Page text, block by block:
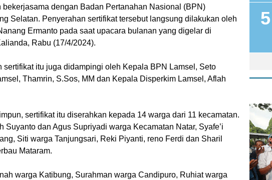
bekerjasama dengan Badan Pertanahan Nasional (BPN)
Selatan. Penyerahan sertifikat tersebut langsung dilakukan oleh
Ermanto pada saat upacara bulanan yang digelar di
Rabu (17/4/2024).
sertifikat itu juga didampingi oleh Kepala BPN Lamsel, Seto
Thamrin, S.Sos, MM dan Kepala Disperkim Lamsel, Aflah
sertifikat itu diserahkan kepada 14 warga dari 11 kecamatan.
Suyanto dan Agus Supriyadi warga Kecamatan Natar, Syafe’i
Siti warga Tanjungsari, Reki Piyanti, reno Ferdi dan Sharil
Mataram.
warga Katibung, Surahman warga Candipuro, Ruhiat warga